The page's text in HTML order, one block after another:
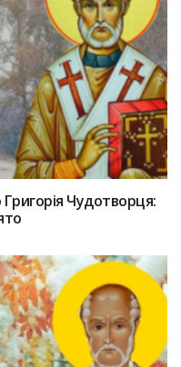
Чудотвopця: